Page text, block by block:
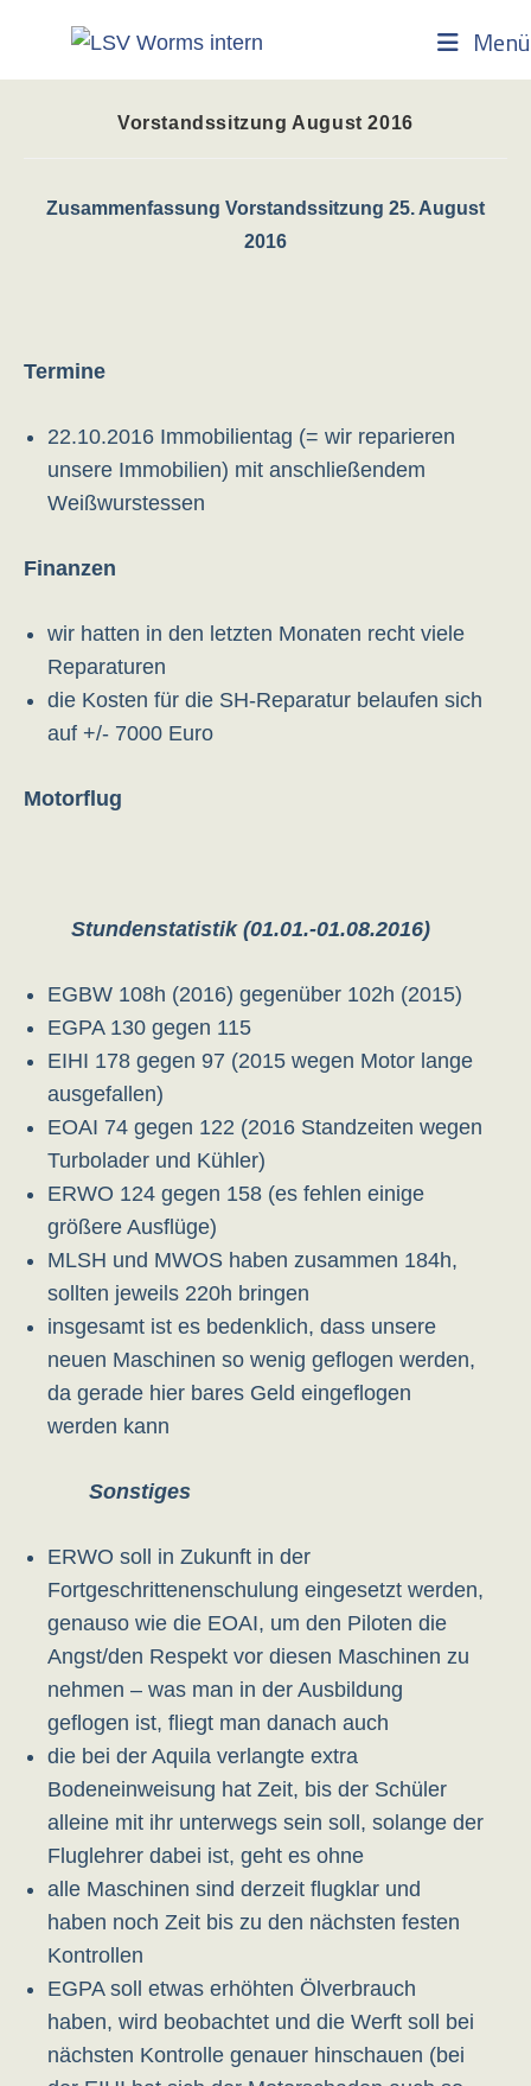
Menü
Vorstandssitzung August 2016
Zusammenfassung Vorstandssitzung 25. August
2016
Termine
22.10.2016 Immobilientag (= wir reparieren
unsere Immobilien) mit anschließendem
Weißwurstessen
Finanzen
wir hatten in den letzten Monaten recht viele
Reparaturen
die Kosten für die SH-Reparatur belaufen sich
auf +/- 7000 Euro
Motorflug
Stundenstatistik (01.01.-01.08.2016)
EGBW 108h (2016) gegenüber 102h (2015)
EGPA 130 gegen 115
EIHI 178 gegen 97 (2015 wegen Motor lange
ausgefallen)
EOAI 74 gegen 122 (2016 Standzeiten wegen
Turbolader und Kühler)
ERWO 124 gegen 158 (es fehlen einige
größere Ausflüge)
MLSH und MWOS haben zusammen 184h,
sollten jeweils 220h bringen
insgesamt ist es bedenklich, dass unsere
neuen Maschinen so wenig geflogen werden,
da gerade hier bares Geld eingeflogen
werden kann
Sonstiges
ERWO soll in Zukunft in der
Fortgeschrittenenschulung eingesetzt werden,
genauso wie die EOAI, um den Piloten die
Angst/den Respekt vor diesen Maschinen zu
nehmen – was man in der Ausbildung
geflogen ist, fliegt man danach auch
die bei der Aquila verlangte extra
Bodeneinweisung hat Zeit, bis der Schüler
alleine mit ihr unterwegs sein soll, solange der
Fluglehrer dabei ist, geht es ohne
alle Maschinen sind derzeit flugklar und
haben noch Zeit bis zu den nächsten festen
Kontrollen
EGPA soll etwas erhöhten Ölverbrauch
haben, wird beobachtet und die Werft soll bei
nächsten Kontrolle genauer hinschauen (bei